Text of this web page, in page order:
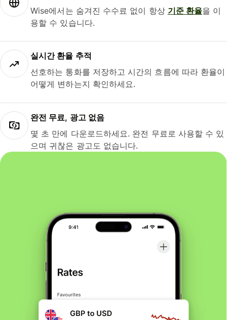
Wise에서는 숨겨진 수수료 없이 항상 기준 환율을 이
용할 수 있습니다.
실시간 환율 추적
선호하는 통화를 저장하고 시간의 흐름에 따라 환율이
어떻게 변하는지 확인하세요.
완전 무료, 광고 없음
몇 초 만에 다운로드하세요. 완전 무료로 사용할 수 있
으며 귀찮은 광고도 없습니다.